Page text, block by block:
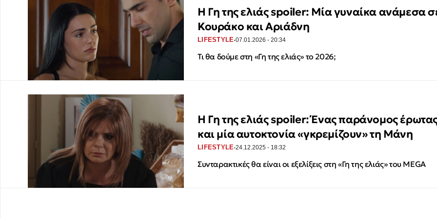
Η Γη της ελιάς spoiler: Μία γυναίκα ανάμεσα
Κουράκο και Αριάδνη
LIFESTYLE·07.01.2026 - 20:34
Τι θα δούμε στη «Γη της ελιάς» το 2026;
Η Γη της ελιάς spoiler: Ένας παράνομος
και μία αυτοκτονία «γκρεμίζουν» τη Μάνη
LIFESTYLE·24.12.2025 - 18:32
Συνταρακτικές θα είναι οι εξελίξεις στη «Γη της ελιάς» του MEGA